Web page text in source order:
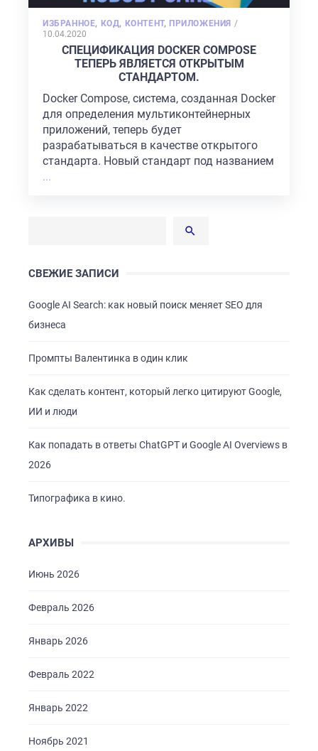
ИЗБРАННОЕ, КОД, КОНТЕНТ, ПРИЛОЖЕНИЯ /POSTED
10.04.2020
СПЕЦИФИКАЦИЯ DOCKER COMPOSE
ТЕПЕРЬ ЯВЛЯЕТСЯ ОТКРЫТЫМ
СТАНДАРТОМ.
Docker Compose, система, созданная Docker
для определения мультиконтейнерных
приложений, теперь будет
разрабатываться в качестве открытого
стандарта. Новый стандарт под названием
...
СВЕЖИЕ ЗАПИСИ
Google AI Search: как новый поиск меняет SEO для
бизнеса
Промпты Валентинка в один клик
Как сделать контент, который легко цитируют Google,
ИИ и люди
Как попадать в ответы ChatGPT и Google AI Overviews в
2026
Типографика в кино.
АРХИВЫ
Июнь 2026
Февраль 2026
Январь 2026
Февраль 2022
Январь 2022
Ноябрь 2021ГЛАВНАЯ